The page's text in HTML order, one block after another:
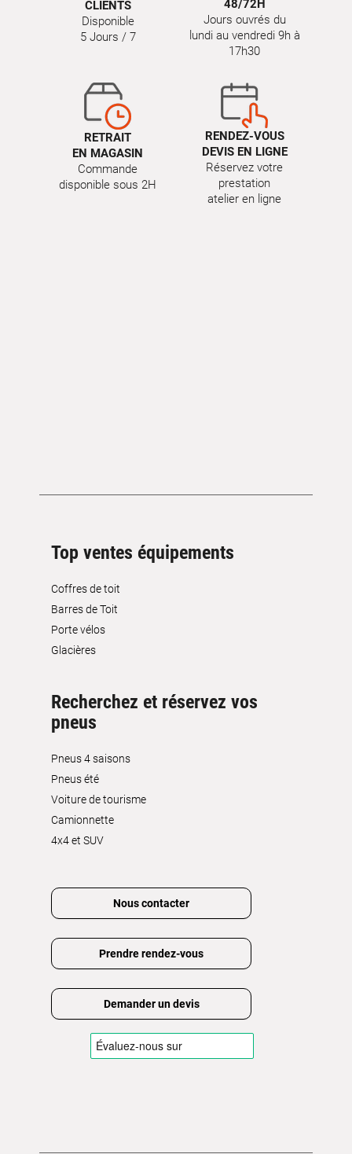
CLIENTS
Disponible
5 Jours / 7
48/72H
Jours ouvrés du
lundi au vendredi 9h à
17h30
RETRAIT
EN MAGASIN
Commande
disponible sous 2H
RENDEZ-VOUS
DEVIS EN LIGNE
Réservez votre
prestation
atelier en ligne
Top ventes équipements
Coffres de toit
Barres de Toit
Porte vélos
Glacières
Recherchez et réservez vos
pneus
Pneus 4 saisons
Pneus été
Voiture de tourisme
Camionnette
4x4 et SUV
Nous contacter
Prendre rendez-vous
Demander un devis